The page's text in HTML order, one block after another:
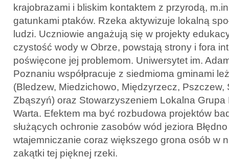
krajobrazami i bliskim kontaktem z przyrodą,
gatunkami ptaków. Rzeka aktywizuje lokalną
ludzi. Uczniowie angażują się w projekty
czystość wody w Obrze, powstają strony i fora
poświęcone jej problemom. Uniwersytet im.
Poznaniu współpracuje z siedmioma gminami
(Bledzew, Miedzichowo, Międzyrzecz, Pszczew,
Zbąszyń) oraz Stowarzyszeniem Lokalna Grupa
Warta. Efektem ma być rozbudowa projektów
służących ochronie zasobów wód jeziora
wtajemniczanie coraz większego grona osób w
zakątki tej pięknej rzeki.